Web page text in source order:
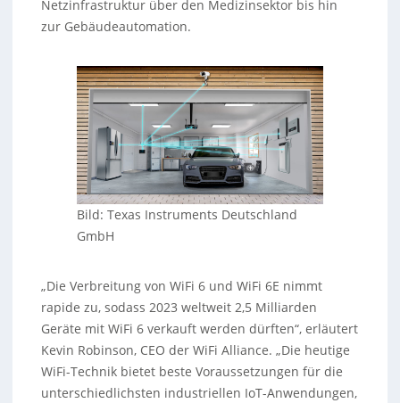
Netzinfrastruktur über den Medizinsektor bis hin
zur Gebäudeautomation.
Bild: Texas Instruments Deutschland
GmbH
„Die Verbreitung von WiFi 6 und WiFi 6E nimmt
rapide zu, sodass 2023 weltweit 2,5 Milliarden
Geräte mit WiFi 6 verkauft werden dürften“, erläutert
Kevin Robinson, CEO der WiFi Alliance. „Die heutige
WiFi-Technik bietet beste Voraussetzungen für die
unterschiedlichsten industriellen IoT-Anwendungen,